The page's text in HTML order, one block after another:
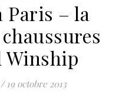
Paris – la
Winship
/ 19 octobre 2013